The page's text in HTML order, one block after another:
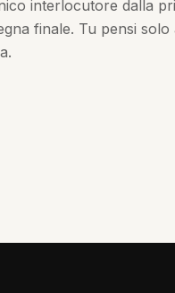
interlocutore dalla
finale. Tu pensi